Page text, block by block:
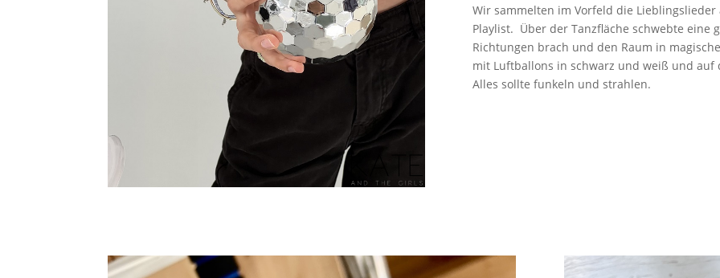
Wir sammelten im Vorfeld die
Playlist. Über der Tanzfläche schwebte eine
Richtungen brach und den Raum in
mit Luftballons in schwarz und weiß und
Alles sollte funkeln und strahlen.